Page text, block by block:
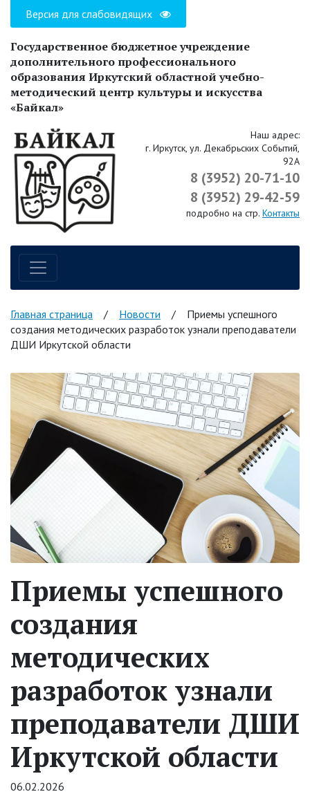
Версия для слабовидящих
Государственное бюджетное учреждение
дополнительного профессионального
образования Иркутский областной учебно-
методический центр культуры и искусства
«Байкал»
Наш адрес:
г. Иркутск, ул. Декабрьских Событий,
92А
8 (3952) 20-71-10
8 (3952) 29-42-59
подробно на стр. Контакты
Навигация по сайту
Главная страница / Новости /
Приемы успешного
создания методических разработок узнали преподаватели
ДШИ Иркутской области
Приемы успешного
создания
методических
разработок узнали
преподаватели ДШИ
Иркутской области
06.02.2026